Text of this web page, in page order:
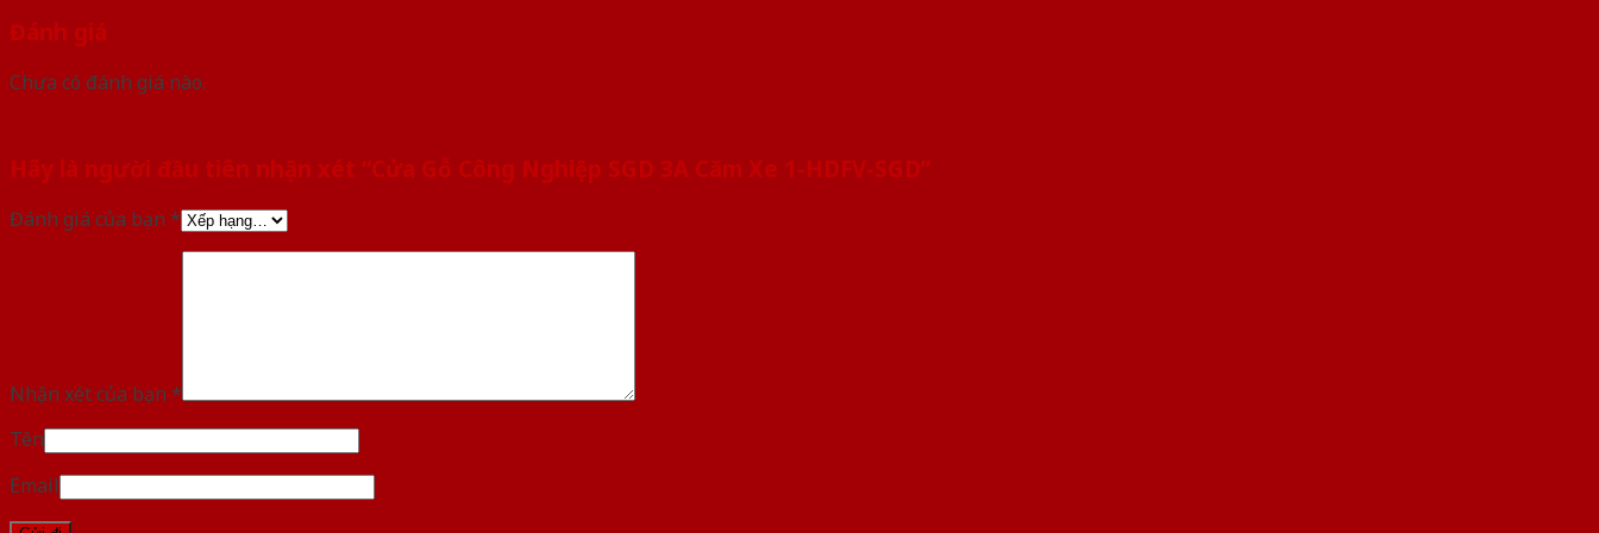
Đánh giá
Chưa có đánh giá nào.
Hãy là người đầu tiên nhận xét “Cửa Gỗ Công Nghiệp SGD 3A Căm Xe 1-HDFV-SGD”
Đánh giá của bạn *
Nhận xét của bạn *
Tên
Email